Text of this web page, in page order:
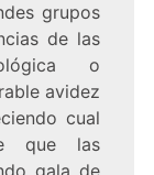
grupos
de las
o
avidez
cual
que las